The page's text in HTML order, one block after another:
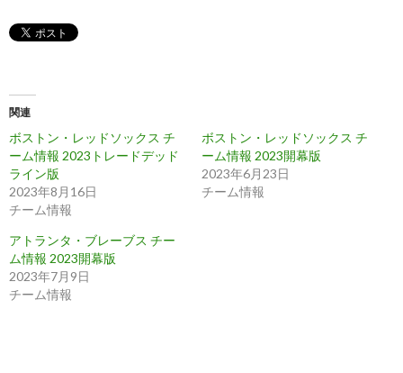
関連
ボストン・レッドソックス チ
ーム情報 2023トレードデッド
ライン版
2023年8月16日
チーム情報
ボストン・レッドソックス チ
ーム情報 2023開幕版
2023年6月23日
チーム情報
アトランタ・ブレーブス チー
ム情報 2023開幕版
2023年7月9日
チーム情報